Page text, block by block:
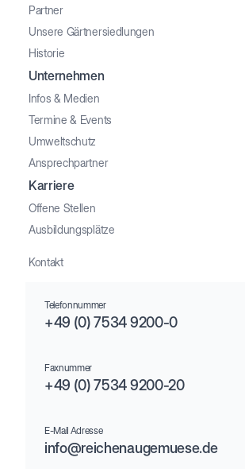
Partner
Unsere Gärtnersiedlungen
Historie
Unternehmen
Infos & Medien
Termine & Events
Umweltschutz
Ansprechpartner
Karriere
Offene Stellen
Ausbildungsplätze
Kontakt
Telefonnummer
+49 (0) 7534 9200-0
Faxnummer
+49 (0) 7534 9200-20
E-Mail Adresse
info@reichenaugemuese.de